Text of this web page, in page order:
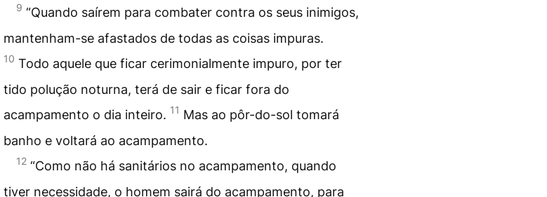
9 “Quando saírem para combater contra os seus inimigos,
mantenham-se afastados de todas as coisas impuras.
10 Todo aquele que ficar cerimonialmente impuro, por ter
tido polução noturna, terá de sair e ficar fora do
acampamento o dia inteiro. 11 Mas ao pôr-do-sol tomará
banho e voltará ao acampamento.
12 “Como não há sanitários no acampamento, quando
tiver necessidade, o homem sairá do acampamento, para